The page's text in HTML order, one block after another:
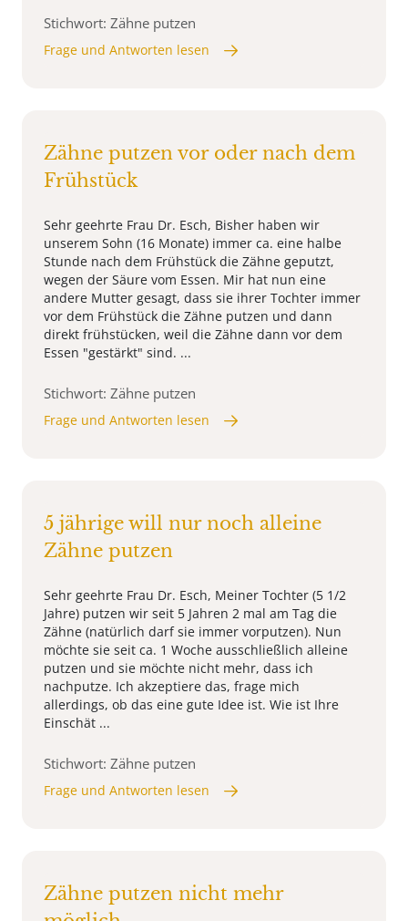
Stichwort: Zähne putzen
Frage und Antworten lesen
Zähne putzen vor oder nach dem
Frühstück
Sehr geehrte Frau Dr. Esch, Bisher haben wir
unserem Sohn (16 Monate) immer ca. eine halbe
Stunde nach dem Frühstück die Zähne geputzt,
wegen der Säure vom Essen. Mir hat nun eine
andere Mutter gesagt, dass sie ihrer Tochter immer
vor dem Frühstück die Zähne putzen und dann
direkt frühstücken, weil die Zähne dann vor dem
Essen "gestärkt" sind. ...
Stichwort: Zähne putzen
Frage und Antworten lesen
5 jährige will nur noch alleine
Zähne putzen
Sehr geehrte Frau Dr. Esch, Meiner Tochter (5 1/2
Jahre) putzen wir seit 5 Jahren 2 mal am Tag die
Zähne (natürlich darf sie immer vorputzen). Nun
möchte sie seit ca. 1 Woche ausschließlich alleine
putzen und sie möchte nicht mehr, dass ich
nachputze. Ich akzeptiere das, frage mich
allerdings, ob das eine gute Idee ist. Wie ist Ihre
Einschät ...
Stichwort: Zähne putzen
Frage und Antworten lesen
Zähne putzen nicht mehr